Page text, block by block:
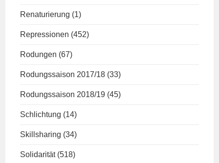
Renaturierung (1)
Repressionen (452)
Rodungen (67)
Rodungssaison 2017/18 (33)
Rodungssaison 2018/19 (45)
Schlichtung (14)
Skillsharing (34)
Solidarität (518)